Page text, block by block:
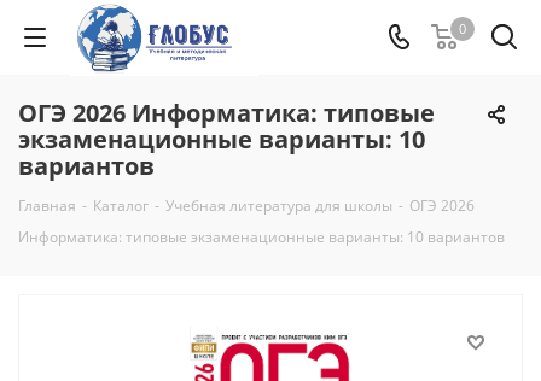
0
ОГЭ 2026 Информатика: типовые
экзаменационные варианты: 10
вариантов
Главная - Каталог - Учебная литература для школы - ОГЭ 2026
Информатика: типовые экзаменационные варианты: 10 вариантов